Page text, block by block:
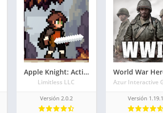
Apple Knight: Action Platformer
Limitless LLC
Versión 2.0.2 Versión 1.19.1